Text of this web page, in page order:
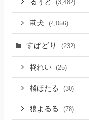
るぅと (3,482)
莉犬 (4,056)
すぱどり (232)
柊れい (25)
橘ほたる (30)
狼よるる (78)